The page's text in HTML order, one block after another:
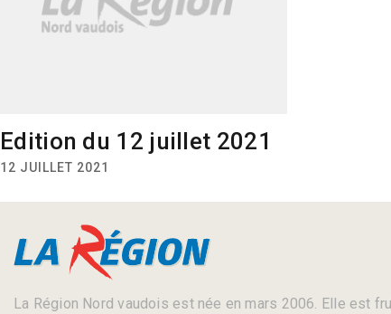
Edition du 12 juillet 2021
12 JUILLET 2021
La Région Nord vaudois est née en mars 2006. Elle est